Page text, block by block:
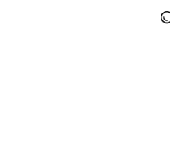
Перейти к основному